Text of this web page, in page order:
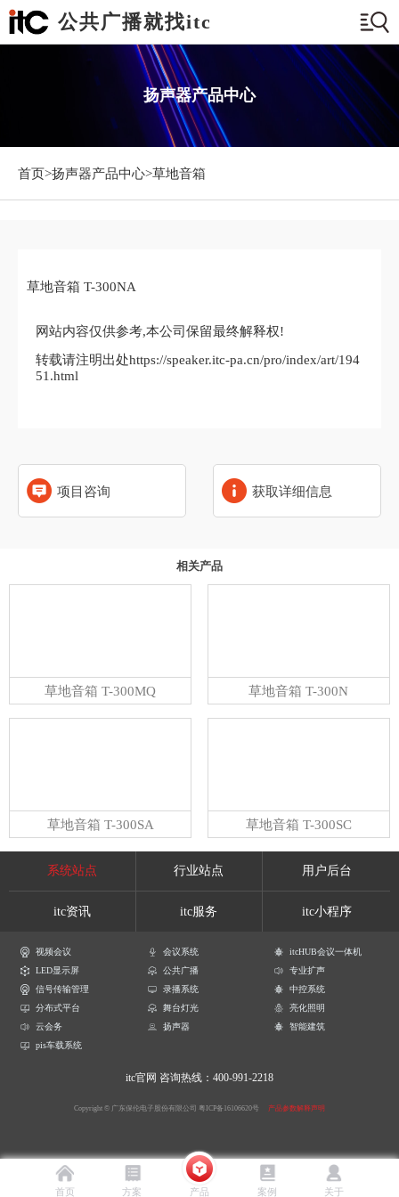
公共广播就找itc
扬声器产品中心
首页>扬声器产品中心>草地音箱
草地音箱 T-300NA
网站内容仅供参考,本公司保留最终解释权!
转载请注明出处https://speaker.itc-pa.cn/pro/index/art/194
51.html
项目咨询 获取详细信息
相关产品
草地音箱 T-300MQ 草地音箱 T-300N
草地音箱 T-300SA 草地音箱 T-300SC
系统站点 行业站点 用户后台
itc资讯 itc服务 itc小程序
视频会议 会议系统
itcHUB会议一体机
LED显示屏
公共广播
专业扩声
信号传输管理
录播系统
中控系统
分布式平台
舞台灯光
亮化照明
云会务
扬声器
智能建筑
pis车载系统
itc官网 咨询热线：400-991-2218
Copyright © 广东保伦电子股份有限公司 粤ICP备16106620号 产品参数解释声明
首页 方案 产品 案例 关于